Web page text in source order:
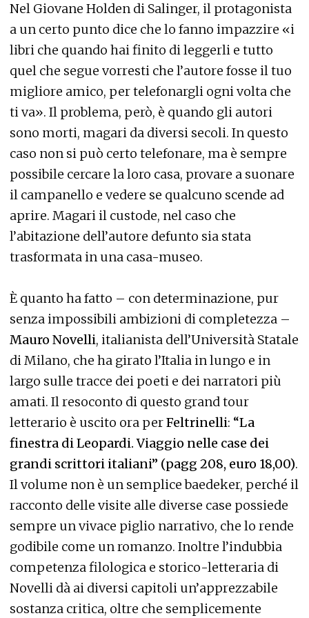
Nel Giovane Holden di Salinger, il protagonista
a un certo punto dice che lo fanno impazzire «i
libri che quando hai finito di leggerli e tutto
quel che segue vorresti che l’autore fosse il tuo
migliore amico, per telefonargli ogni volta che
ti va». Il problema, però, è quando gli autori
sono morti, magari da diversi secoli. In questo
caso non si può certo telefonare, ma è sempre
possibile cercare la loro casa, provare a suonare
il campanello e vedere se qualcuno scende ad
aprire. Magari il custode, nel caso che
l’abitazione dell’autore defunto sia stata
trasformata in una casa-museo.
È quanto ha fatto – con determinazione, pur
senza impossibili ambizioni di completezza –
Mauro Novelli, italianista dell’Università Statale
di Milano, che ha girato l’Italia in lungo e in
largo sulle tracce dei poeti e dei narratori più
amati. Il resoconto di questo grand tour
letterario è uscito ora perFeltrinelli: “La
finestra di Leopardi. Viaggio nelle case dei
grandi scrittori italiani” (pagg 208, euro 18,00).
Il volume non è un semplice baedeker, perché il
racconto delle visite alle diverse case possiede
sempre un vivace piglio narrativo, che lo rende
godibile come un romanzo. Inoltre l’indubbia
competenza filologica e storico-letteraria di
Novelli dà ai diversi capitoli un’apprezzabile
sostanza critica, oltre che semplicemente